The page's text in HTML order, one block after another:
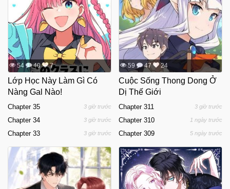
54 40 7
Lớp Học Này Làm Gì Có
Nàng Gal Nào!
Chapter 35 3 giờ trước
Chapter 34 3 giờ trước
Chapter 33 3 giờ trước
59 47 24
Cuộc Sống Thong Dong Ở
Dị Thế Giới
Chapter 311 3 giờ trước
Chapter 310 1 ngày trước
Chapter 309 5 ngày trước